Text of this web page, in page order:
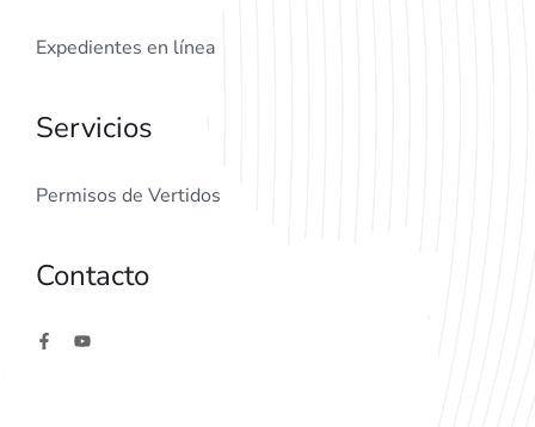
Expedientes en línea
Servicios
Permisos de Vertidos
Contacto